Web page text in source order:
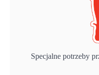
Specjalne potrzeby